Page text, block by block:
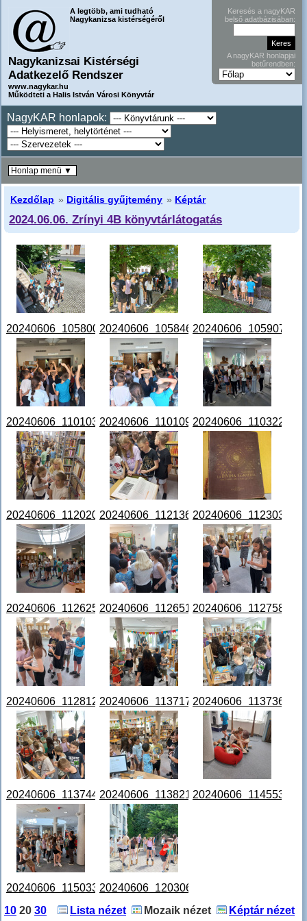
A legtöbb, ami tudható
Nagykanizsa kistérségéről
Nagykanizsai Kistérségi
Adatkezelő Rendszer
www.nagykar.hu
Működteti a Halis István Városi Könyvtár
Keresés a nagyKAR
belső adatbázisában:
A nagyKAR honlapjai
betűrendben:
NagyKAR honlapok:
Kezdőlap » Digitális gyűjtemény » Képtár
2024.06.06. Zrínyi 4B könyvtárlátogatás
20240606_105800.jpg20240606_105846.jpg20240606_105907.jpg
20240606_110103.jpg20240606_110109.jpg20240606_110322.jpg
20240606_112020.jpg20240606_112136.jpg20240606_112303.jpg
20240606_112625.jpg20240606_112651.jpg20240606_112758.jpg
20240606_112812.jpg20240606_113717.jpg20240606_113736.jpg
20240606_113744.jpg20240606_113821.jpg20240606_114553.jpg
20240606_115033.jpg20240606_120306.jpg
10 20 30 Lista nézet Mozaik nézet Képtár nézet
Honlap menü ▼